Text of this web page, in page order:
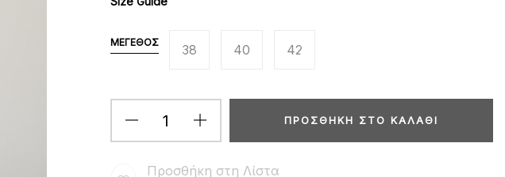
ΜΈΓΕΘΟΣ 38 40 42
ΠΡΟΣΘΉΚΗ ΣΤΟ ΚΑΛΆΘΙ
Προσθήκη στη Λίστα